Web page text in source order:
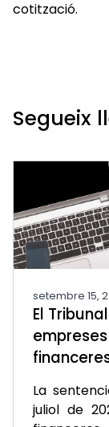
cotització.
Segueix
setembre 15,
El
La
juliol de